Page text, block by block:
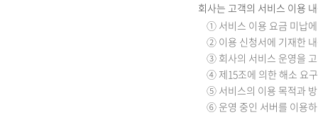
회사는 고객의 서비스 이용
① 서비스 이용 요금 미납
② 이용 신청서에 기재한
③ 회사의 서비스 운영을
④ 제15조에 의한 해소 요
⑤ 서비스의 이용 목적과
⑥ 운영 중인 서버를 이용